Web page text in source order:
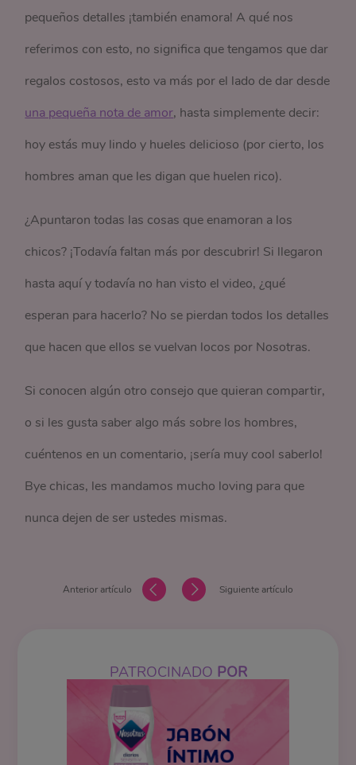
pequeños detalles ¡también enamora! A qué nos
referimos con esto, no significa que tengamos que dar
regalos costosos, esto va más por el lado de dar desde
una pequeña nota de amor, hasta simplemente decir:
hoy estás muy lindo y hueles delicioso (por cierto, los
hombres aman que les digan que huelen rico).
¿Apuntaron todas las cosas que enamoran a los
chicos? ¡Todavía faltan más por descubrir! Si llegaron
hasta aquí y todavía no han visto el video, ¿qué
esperan para hacerlo? No se pierdan todos los detalles
que hacen que ellos se vuelvan locos por Nosotras.
Si conocen algún otro consejo que quieran compartir,
o si les gusta saber algo más sobre los hombres,
cuéntenos en un comentario, ¡sería muy cool saberlo!
Bye chicas, les mandamos mucho loving para que
nunca dejen de ser ustedes mismas.
Anterior artículo Siguiente artículo
PATROCINADO POR